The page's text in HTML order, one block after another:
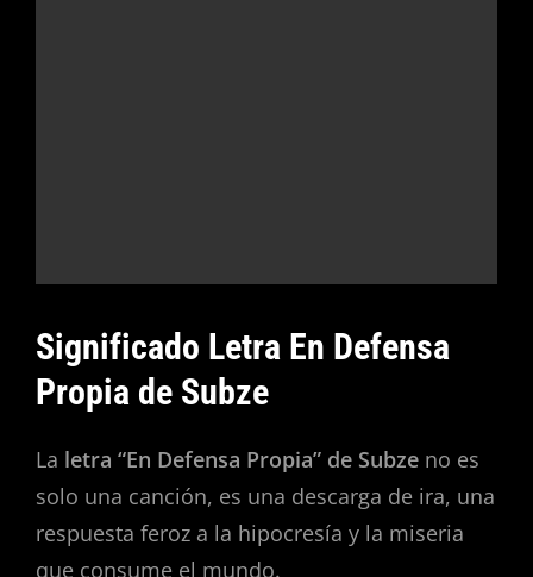
Significado Letra En Defensa
Propia de Subze
La letra “En Defensa Propia” de Subze no es
solo una canción, es una descarga de ira, una
respuesta feroz a la hipocresía y la miseria
que consume el mundo.